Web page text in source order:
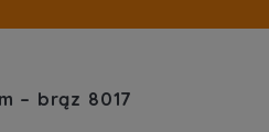
– brąz 8017